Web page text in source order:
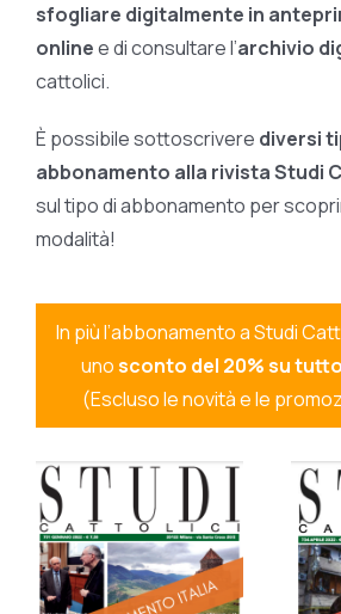
Ares Gift Card
sfogliare digitalmente in
onlinee di consultare l’archivio
cattolici.
È possibile sottoscrivere diversi
abbonamento alla rivista Studi
sul tipo di abbonamento per
modalità!
In più l’abbonamento a Studi
unosconto del 20% su
(Escluso le novità e le